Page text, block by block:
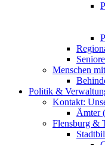
Menschen
Politik &
Kontakt:
Ämter
Flensburg &